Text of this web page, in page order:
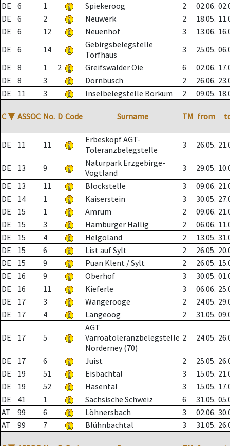
DE
6 1 Spiekeroog 2 02.06.
DE
6 2 Neuwerk 2 18.05.
DE
6 12 Neuenhof 3 13.06.
DE
6 14
Gebirgsbelegstelle
Torfhaus
3 25.05.
DE
8 1 2 Greifswalder Oie 6 02.06.
DE
8 3 Dornbusch 2 26.06.
DE
11 3 Inselbelegstelle Borkum 2 09.05.
C ▼ ASSOC No. D Code Surname TM from
DE 11 11
Erbeskopf AGT-
Toleranzbelegstelle
3 26.05.
DE 13 9
Naturpark Erzgebirge-
Vogtland
3 29.05.
DE
13 11 Blockstelle 3 09.06.
DE
14 1 Kaiserstein 3 30.05.
DE
15 1 Amrum 2 09.06.
DE
15 3 Hamburger Hallig 2 06.06.
DE
15 4 Helgoland 2 13.05.
DE
15 6 List auf Sylt 2 26.05.
DE
15 9 Puan Klent / Sylt 2 26.05.
DE
16 9 Oberhof 3 30.05.
DE
16 11 Kieferle 3 06.06.
DE
17 3 Wangerooge 2 24.05.
DE
17 4 Langeoog 2 31.05.
DE 17 5
AGT
Varroatoleranzbelegstelle
Norderney (70)
2 24.05.
DE 17 6 Juist 2 25.05.
DE
19 51 Eisbachtal 3 15.05.
DE
19 52 Hasental 3 15.05.
DE
41 1 Sächsische Schweiz 6 31.05.
AT
99 6 Löhnersbach 3 02.06.
AT
99 7 Blühnbachtal 3 31.05.